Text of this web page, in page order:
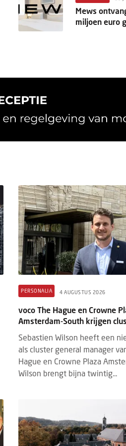
Mews
miljoen euro
PERSONALIA 4 AUGUSTUS 2026
voco The Hague en Crowne
Amsterdam-South krijgen
Sebastien Wilson heeft een
als cluster general manager
Hague en Crowne Plaza
Wilson brengt bijna twintig...